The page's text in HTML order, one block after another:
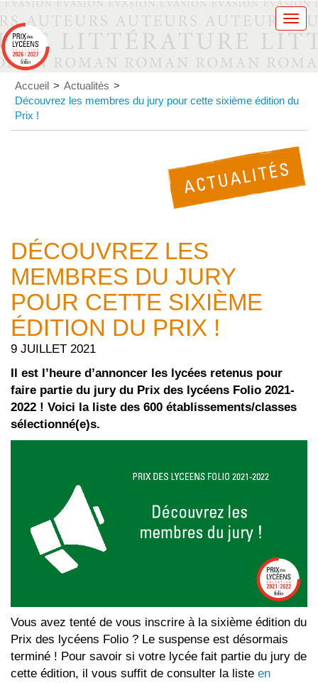
Accueil > Actualités >
Découvrez les membres du jury pour cette sixième édition du
Prix !
DÉCOUVREZ LES
MEMBRES DU JURY
POUR CETTE SIXIÈME
ÉDITION DU PRIX !
9 JUILLET 2021
Il est l’heure d’annoncer les lycées retenus pour
faire partie du jury du Prix des lycéens Folio 2021-
2022 ! Voici la liste des 600 établissements/classes
sélectionné(e)s.
Vous avez tenté de vous inscrire à la sixième édition du
Prix des lycéens Folio ? Le suspense est désormais
terminé ! Pour savoir si votre lycée fait partie du jury de
cette édition, il vous suffit de consulter la liste en